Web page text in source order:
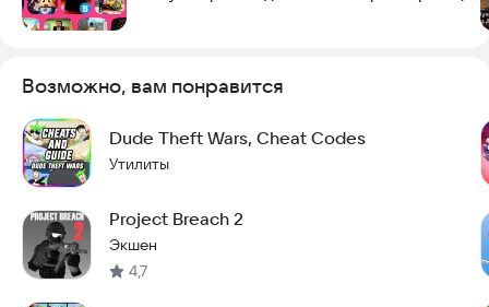
Возможно, вам понравится
Dude Theft Wars, Cheat Codes
Утилиты
Project Breach 2
Экшен
4,7